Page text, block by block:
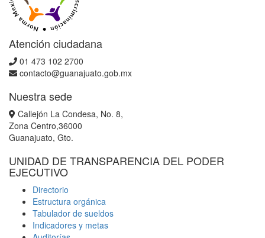
Atención ciudadana
01 473 102 2700
contacto@guanajuato.gob.mx
Nuestra sede
Callejón La Condesa, No. 8,
Zona Centro,36000
Guanajuato, Gto.
UNIDAD DE TRANSPARENCIA DEL PODER
EJECUTIVO
Directorio
Estructura orgánica
Tabulador de sueldos
Indicadores y metas